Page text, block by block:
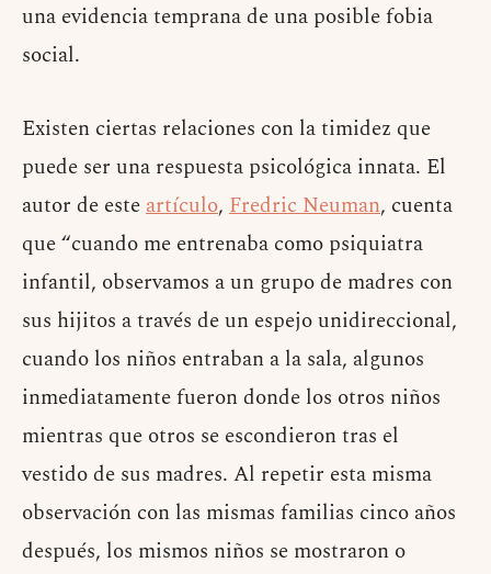
una evidencia temprana de una posible fobia
social.
Existen ciertas relaciones con la timidez que
puede ser una respuesta psicológica innata. El
autor de esteartículo, Fredric Neuman, cuenta
que “cuando me entrenaba como psiquiatra
infantil, observamos a un grupo de madres con
sus hijitos a través de un espejo unidireccional,
cuando los niños entraban a la sala, algunos
inmediatamente fueron donde los otros niños
mientras que otros se escondieron tras el
vestido de sus madres. Al repetir esta misma
observación con las mismas familias cinco años
después, los mismos niños se mostraron o